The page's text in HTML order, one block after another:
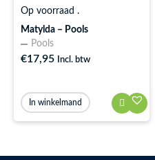
Op voorraad .
Matylda – Pools
Pools
€17,95 Incl. btw
In winkelmand